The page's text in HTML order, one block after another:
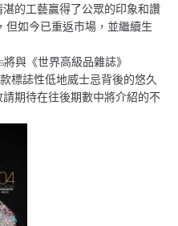
的工藝贏得了公眾的印象和讚
如今已重返市場，並繼續生
與《世界高級品雜誌》
標誌性低地威士忌背後的悠久
期待在往後期數中將介紹的不